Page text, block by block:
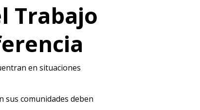
Trabajo
en situaciones
sus comunidades deben